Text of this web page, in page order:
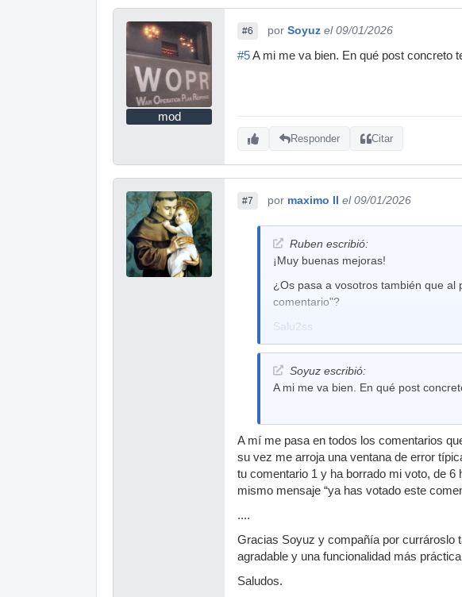
mod
#6 por Soyuz el 09/01/2026
#5A mi me va bien. En qué post concreto
Responder Citar
#7 por maximo II el 09/01/2026
Ruben escribió:
¡Muy buenas mejoras!
¿Os pasa a vosotros también que
comentario"?
Salu2ss
Soyuz escribió:
A mi me va bien. En qué post
A mí me pasa en todos los comentarios
su vez me arroja una ventana de error
tu comentario 1 y ha borrado mi voto, de 6
mismo mensaje “ya has votado este
....
Gracias Soyuz y compañía por currároslo
agradable y una funcionalidad más
Saludos.